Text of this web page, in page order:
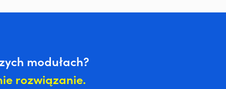
modułach?
rozwiązanie.